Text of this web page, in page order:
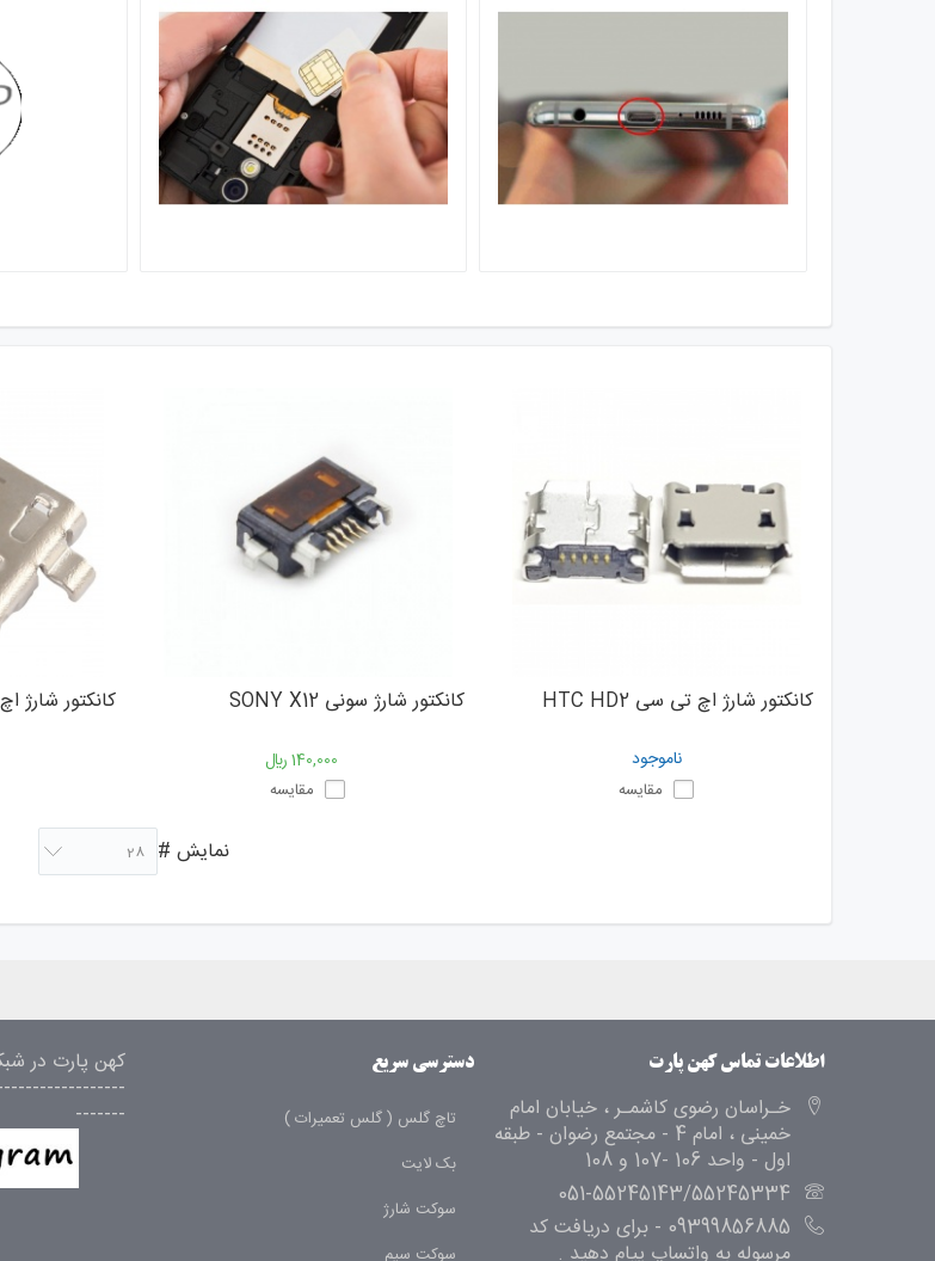
کانکتور شارژ اچ تی سی HTC HD2
ناموجود
مقایسه
کانکتور شارژ سونی SONY X12
140,000 ﷼
مقایسه
نمایش # 28
اطلاعات تماس کهن پارت
خـراسان رضوی کاشمـر ، خیابان امام
خمینی ، امام 4 - مجتمع رضوان - طبقه
اول - واحد 106 -107 و 108
051-55245143/55245334
09399856885 - برای دریافت کد
مرسوله به واتساپ پیام دهید .
دسترسی سریع
تاچ گلس ( گلس تعمیرات )
بک لایت
سوکت شارژ
سوکت سیم
کهن پارت در
-------